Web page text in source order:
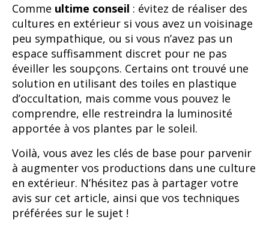
Comme ultime conseil : évitez de réaliser des
cultures en extérieur si vous avez un voisinage
peu sympathique, ou si vous n’avez pas un
espace suffisamment discret pour ne pas
éveiller les soupçons. Certains ont trouvé une
solution en utilisant des toiles en plastique
d’occultation, mais comme vous pouvez le
comprendre, elle restreindra la luminosité
apportée à vos plantes par le soleil.
Voilà, vous avez les clés de base pour parvenir
à augmenter vos productions dans une culture
en extérieur. N’hésitez pas à partager votre
avis sur cet article, ainsi que vos techniques
préférées sur le sujet !